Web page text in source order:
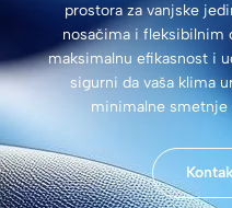
prostora za vanjske
nosačima i
maksimalnu efikasnost i
sigurni da vaša klima
minimalne smetnje